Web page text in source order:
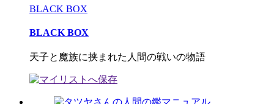
BLACK BOX
BLACK BOX
天子と魔族に挟まれた人間の戦いの物語